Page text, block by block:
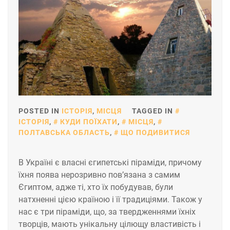
POSTED IN ІСТОРІЯ, МІСЦЯ
TAGGED IN
ІСТОРІЯ, КУДИ ПОЇХАТИ, МІСЦЯ,
ПОЛТАВСЬКА ОБЛАСТЬ, ЩО ПОДИВИТИСЯ
В Україні є власні єгипетські піраміди, причому
їхня поява нерозривно пов’язана з самим
Єгиптом, адже ті, хто їх побудував, були
натхненні цією країною і її традиціями. Також у
нас є три піраміди, що, за твердженнями їхніх
творців, мають унікальну цілющу властивість і